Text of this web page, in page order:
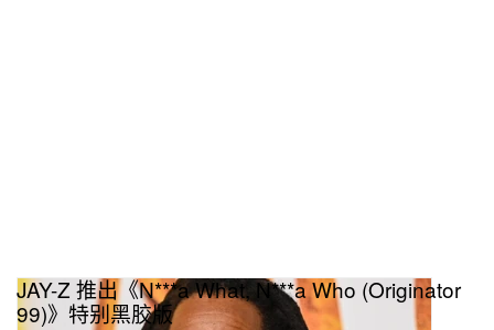
JAY-Z 推出《N***a What, N***a Who (Originator
99)》特别黑胶版